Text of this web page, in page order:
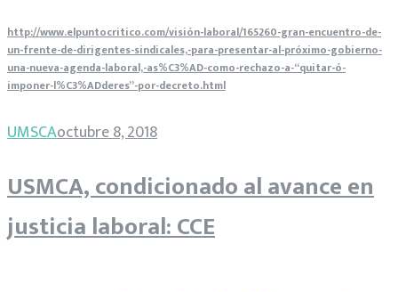
http://www.elpuntocritico.com/visión-laboral/165260-gran-encuentro-de-
un-frente-de-dirigentes-sindicales,-para-presentar-al-próximo-gobierno-
una-nueva-agenda-laboral,-as%C3%AD-como-rechazo-a-“quitar-ó-
imponer-l%C3%ADderes”-por-decreto.html
UMSCAoctubre 8, 2018
USMCA, condicionado al avance en
justicia laboral: CCE